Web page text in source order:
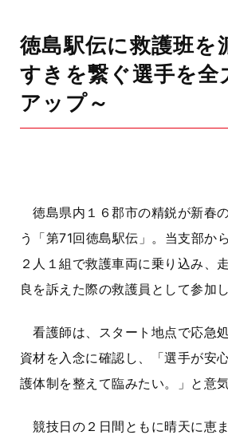
徳島駅伝に救護班
すきを繋ぐ選手を全
アップ～
徳島県内１６郡市の精鋭が新春
う「第71回徳島駅伝」。当支部か
２人１組で救護車両に乗り込み、
良を訴えた際の救護員として参加し
看護師は、スタート地点で応急
資材を入念に確認し、「選手が安
護体制を整えて臨みたい。」と意
競技日の２日間ともに晴天に恵